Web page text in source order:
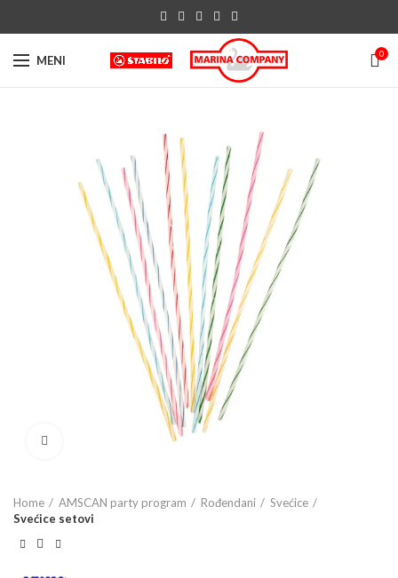
MENI 0
Home AMSCAN party program Rođendani
Svećice
Svećice setovi